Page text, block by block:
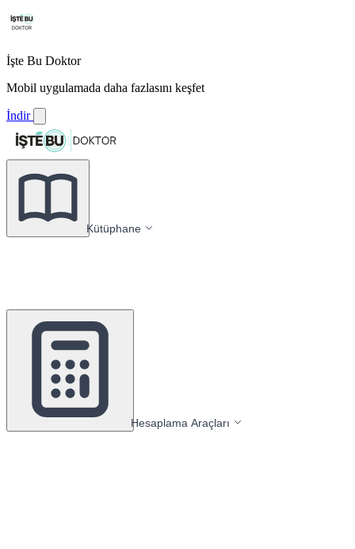
İşte Bu Doktor
Mobil uygulamada daha fazlasını keşfet
İndir
Kütüphane
Hesaplama Araçları